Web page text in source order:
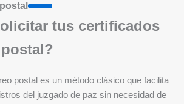
tus certificados
postal es un método clásico que facilita
del juzgado de paz sin necesidad de